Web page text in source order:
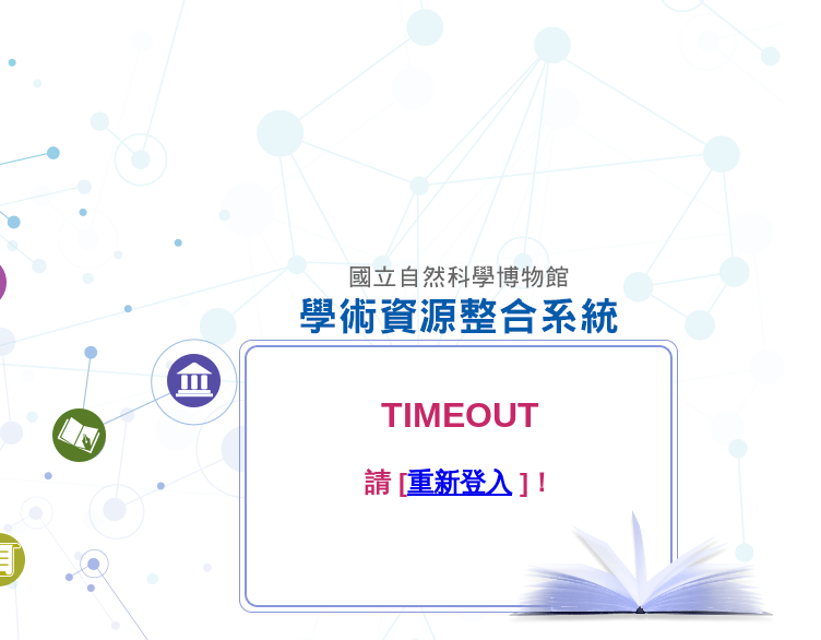
TIMEOUT
請 [重新登入 ]！